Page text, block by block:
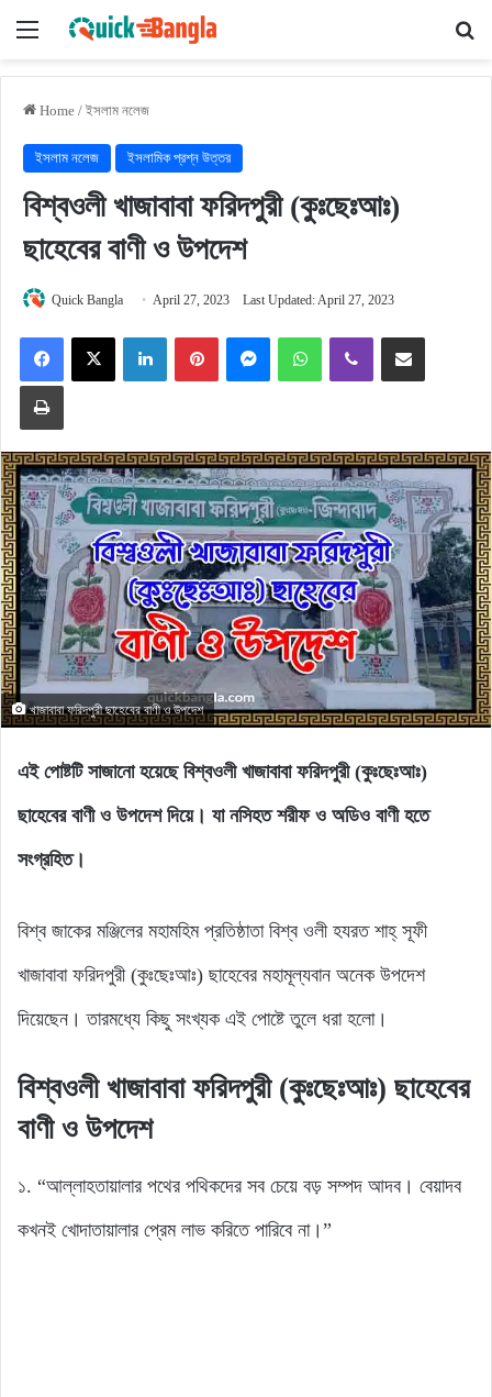
Menu
Home / ইসলাম নলেজ
ইসলাম নলেজ ইসলামিক প্রশ্ন উত্তর
বিশ্বওলী খাজাবাবা ফরিদপুরী (কুঃছেঃআঃ)
ছাহেবের বাণী ও উপদেশ
Quick Bangla April 27, 2023 Last Updated: April 27, 2023
FacebookX LinkedInPinterestMessengerWhatsAppViber Share via Email
Print
খাজাবাবা ফরিদপুরী ছাহেবের বাণী ও উপদেশ
এই পোষ্টটি সাজানো হয়েছে বিশ্বওলী খাজাবাবা ফরিদপুরী (কুঃছেঃআঃ)
ছাহেবের বাণী ও উপদেশ দিয়ে। যা নসিহত শরীফ ও অডিও বাণী হতে
সংগ্রহিত।
বিশ্ব জাকের মঞ্জিলের মহামহিম প্রতিষ্ঠাতা বিশ্ব ওলী হযরত শাহ্ সূফী
খাজাবাবা ফরিদপুরী (কুঃছেঃআঃ) ছাহেবের মহামূল্যবান অনেক উপদেশ
দিয়েছেন। তারমধ্যে কিছু সংখ্যক এই পোষ্টে তুলে ধরা হলো।
বিশ্বওলী খাজাবাবা ফরিদপুরী (কুঃছেঃআঃ) ছাহেবের
বাণী ও উপদেশ
১. “আল্লাহতায়ালার পথের পথিকদের সব চেয়ে বড় সম্পদ আদব। বেয়াদব
কখনই খোদাতায়ালার প্রেম লাভ করিতে পারিবে না।”